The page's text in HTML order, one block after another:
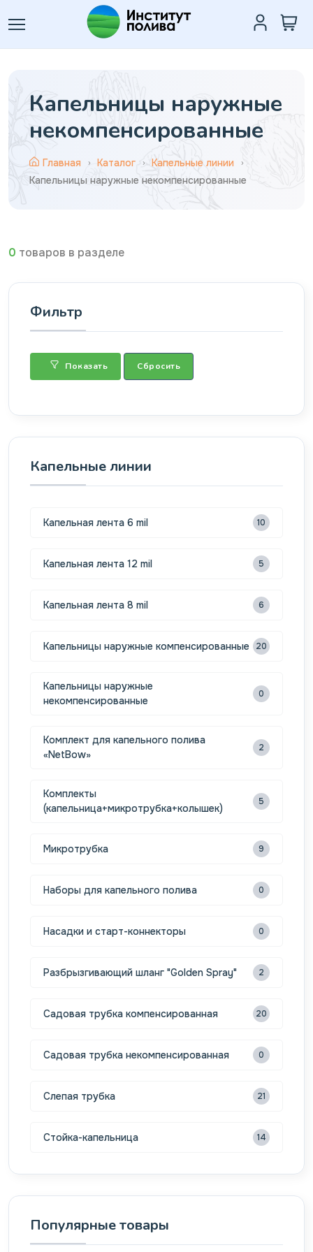
Капельницы наружные
некомпенсированные
Главная Каталог
Капельные линии
Капельницы наружные некомпенсированные
Фильтр
Показать Сбросить
Капельные линии
Капельная лента 6 mil 10
Капельная лента 12 mil 5
Капельная лента 8 mil 6
Капельницы наружные компенсированные 20
Капельницы наружные
некомпенсированные
0
Комплект для капельного полива
«NetBow»
2
Комплекты
(капельница+микротрубка+колышек)
5
Микротрубка 9
Наборы для капельного полива 0
Насадки и старт-коннекторы 0
Разбрызгивающий шланг "Golden Spray" 2
Садовая трубка компенсированная 20
Садовая трубка некомпенсированная 0
Слепая трубка 21
Стойка-капельница 14
Популярные товары
0 товаров в разделе